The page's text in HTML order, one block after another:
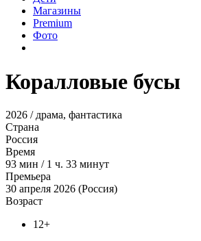
Магазины
Premium
Фото
Коралловые бусы
2026 / драма, фантастика
Страна
Россия
Время
93 мин / 1 ч. 33 минут
Премьера
30 апреля 2026 (Россия)
Возраст
12+